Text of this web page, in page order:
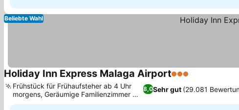
Beliebte Wahl
Holiday Inn Express Malaga Airport3 Sterne
8,0Sehr gut (29.081
Frühstück für Frühaufsteher ab 4 Uhr
morgens, Geräumige Familienzimmer mit
Schlafsofas